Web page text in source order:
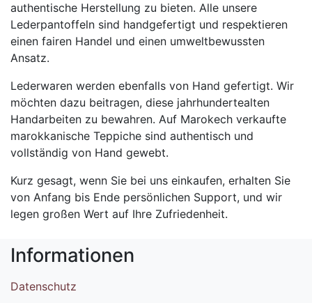
authentische Herstellung zu bieten. Alle unsere
Lederpantoffeln sind handgefertigt und respektieren
einen fairen Handel und einen umweltbewussten
Ansatz.
Lederwaren werden ebenfalls von Hand gefertigt. Wir
möchten dazu beitragen, diese jahrhundertealten
Handarbeiten zu bewahren. Auf Marokech verkaufte
marokkanische Teppiche sind authentisch und
vollständig von Hand gewebt.
Kurz gesagt, wenn Sie bei uns einkaufen, erhalten Sie
von Anfang bis Ende persönlichen Support, und wir
legen großen Wert auf Ihre Zufriedenheit.
Informationen
Datenschutz